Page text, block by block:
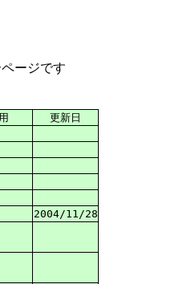
ージです
更新日
2004/11/28